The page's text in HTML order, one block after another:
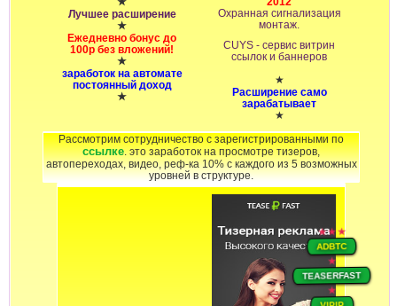
Лучшее расширение
★
Ежедневно бонус до
100р без вложений!
★
заработок на автомате
постоянный доход
★
Охранная сигнализация
монтаж.
CUYS - сервис витрин
ссылок и баннеров
★
Расширение само
зарабатывает
★
Рассмотрим сотрудничество с зарегистрированными по
ссылке. это заработок на просмотре тизеров,
автопереходах, видео, реф-ка 10% с каждого из 5 возможных
уровней в структуре.
★★★
ADBTC
★
TEASERFAST
★